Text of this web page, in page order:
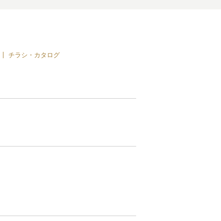
チラシ・カタログ